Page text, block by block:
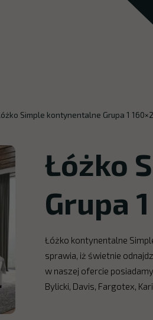
Simple kontynentalne Grupa 1
Łóżko
Grupa
Łóżko kontynentalne
sprawia, iż świetnie
w naszej ofercie
Bylicki, Davis, Fargotex,